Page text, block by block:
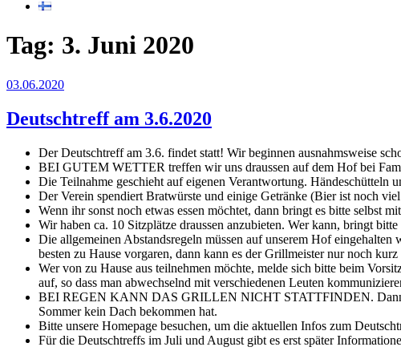
Tag: 3. Juni 2020
Veröffentlicht
03.06.2020
Deutschtreff am 3.6.2020
Der Deutschtreff am 3.6. findet statt! Wir beginnen ausnahmsweise
BEI GUTEM WETTER treffen wir uns draussen auf dem Hof bei
Die Teilnahme geschieht auf eigenen Verantwortung.
Der Verein spendiert Bratwürste und einige Getränke (Bier ist noch
Wenn ihr sonst noch etwas essen möchtet, dann bringt es bitte selbst
Wir haben ca. 10 Sitzplätze draussen anzubieten. Wer kann, bringt
Die allgemeinen Abstandsregeln müssen auf unserem Hof
besten zu Hause vorgaren, dann kann es der Grillmeister nur noch
Wer von zu Hause aus teilnehmen möchte, melde sich bitte beim
auf, so dass man abwechselnd mit verschiedenen Leuten
BEI REGEN KANN DAS GRILLEN NICHT STATTFINDEN. Dann
Sommer kein Dach bekommen hat.
Bitte unsere Homepage besuchen, um die aktuellen Infos zum
Für die Deutschtreffs im Juli und August gibt es erst später